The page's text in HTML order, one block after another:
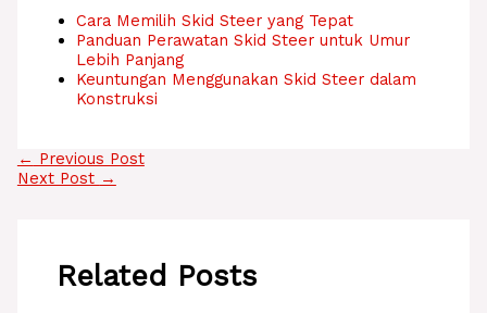
Cara Memilih Skid Steer yang Tepat
Panduan Perawatan Skid Steer untuk Umur
Lebih Panjang
Keuntungan Menggunakan Skid Steer dalam
Konstruksi
← Previous Post
Next Post →
Related Posts